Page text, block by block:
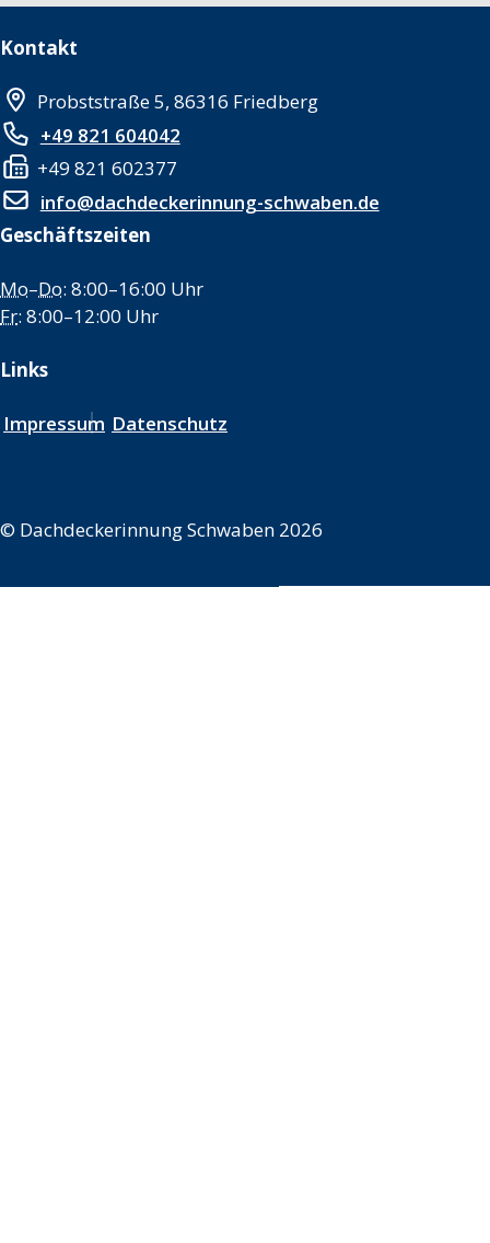
Kontakt
Probststraße 5, 86316 Friedberg
+49 821 604042
+49 821 602377
info@dachdeckerinnung-schwaben.de
Geschäftszeiten
Mo–Do: 8:00–16:00 Uhr
Fr: 8:00–12:00 Uhr
Links
Impressum Datenschutz
© Dachdeckerinnung Schwaben 2026